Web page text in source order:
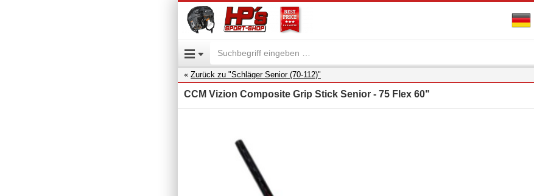
Zurück zu "Schläger Senior (70-112)"
CCM Vizion Composite Grip Stick Senior - 75 Flex 60"